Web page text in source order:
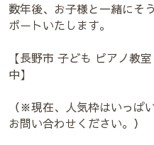
数年後、お子様と一緒にそ
ポートいたします。
【長野市 子ども ピアノ教
中】
（※現在、人気枠はいっぱ
お問い合わせください。）